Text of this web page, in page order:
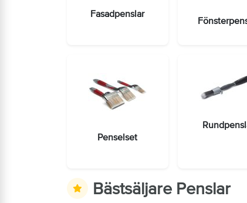
Fasadpenslar
Penselset
Bästsäljare Penslar